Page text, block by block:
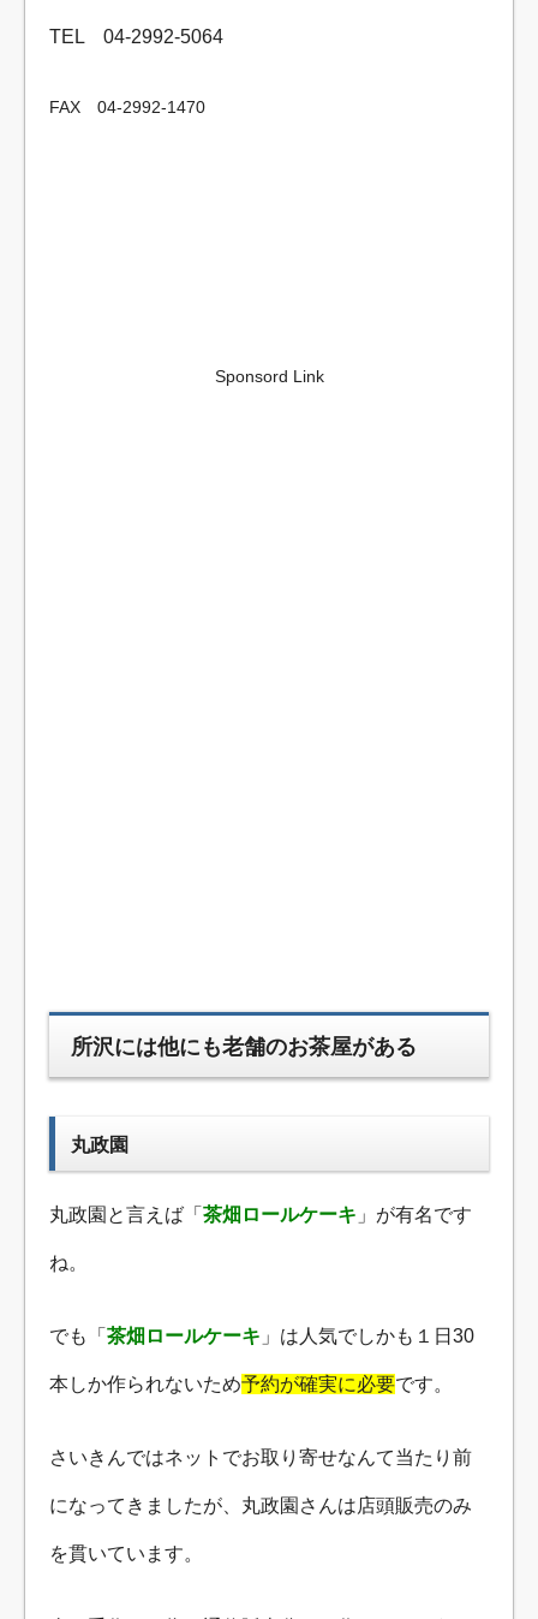
TEL 04-2992-5064
FAX 04-2992-1470
Sponsord Link
所沢には他にも老舗のお茶屋がある
丸政園
丸政園と言えば「 茶畑ロールケーキ 」が有名です
ね。
でも「 茶畑ロールケーキ 」は人気でしかも１日30
本しか作られないため予約が確実に必要です。
さいきんではネットでお取り寄せなんて当たり前
になってきましたが、丸政園さんは店頭販売のみ
を貫いています。